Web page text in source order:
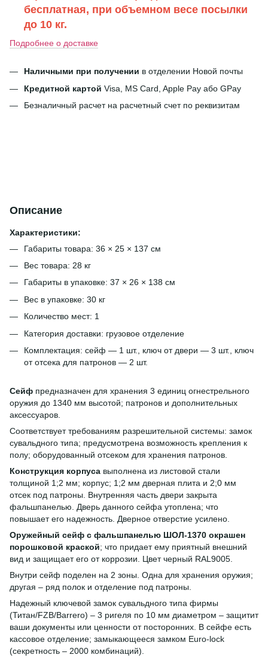
бесплатная, при объемном весе посылки
до 10 кг.
Подробнее о доставке
Наличными при получении в отделении Новой почты
Кредитной картой Visa, MS Card, Apple Pay або GPay
Безналичный расчет на расчетный счет по реквизитам
Описание
Характеристики:
Габариты товара: 36 × 25 × 137 см
Вес товара: 28 кг
Габариты в упаковке: 37 × 26 × 138 см
Вес в упаковке: 30 кг
Количество мест: 1
Категория доставки: грузовое отделение
Комплектация: сейф — 1 шт., ключ от двери — 3 шт., ключ
от отсека для патронов — 2 шт.
Сейф предназначен для хранения 3 единиц огнестрельного
оружия до 1340 мм высотой; патронов и дополнительных
аксессуаров.
Соответствует требованиям разрешительной системы: замок
сувальдного типа; предусмотрена возможность крепления к
полу; оборудованный отсеком для хранения патронов.
Конструкция корпуса выполнена из листовой стали
толщиной 1;2 мм; корпус; 1;2 мм дверная плита и 2;0 мм
отсек под патроны. Внутренняя часть двери закрыта
фальшпанелью. Дверь данного сейфа утоплена; что
повышает его надежность. Дверное отверстие усилено.
Оружейный сейф с фальшпанелью ШОЛ-1370 окрашен
порошковой краской; что придает ему приятный внешний
вид и защищает его от коррозии. Цвет черный RAL9005.
Внутри сейф поделен на 2 зоны. Одна для хранения оружия;
другая – ряд полок и отделение под патроны.
Надежный ключевой замок сувальдного типа фирмы
(Титан/FZB/Barrero) – 3 ригеля по 10 мм диаметром – защитит
ваши документы или ценности от посторонних. В сейфе есть
кассовое отделение; замыкающееся замком Euro-lock
(секретность – 2000 комбинаций).